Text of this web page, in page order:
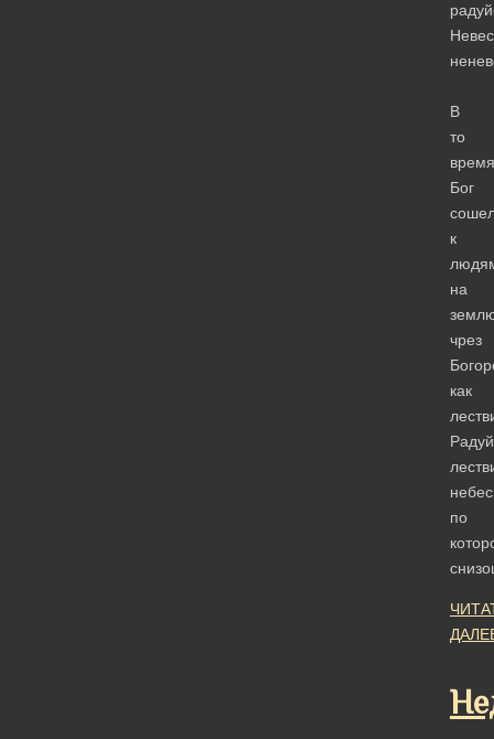
В
то
время
Бог
к
на
чрез
как
по